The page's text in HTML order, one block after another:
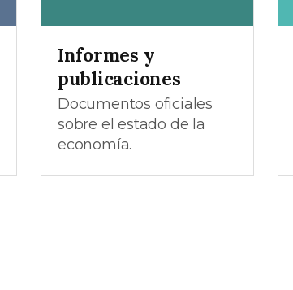
Informes y
publicaciones
Documentos oficiales
sobre el estado de la
economía.